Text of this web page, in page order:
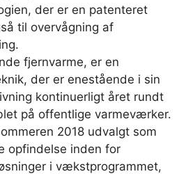
der er en patenteret
til overvågning af
fjernvarme, er en
der er enestående i sin
kontinuerligt året rundt
på offentlige varmeværker.
2018 udvalgt som
opfindelse inden for
i vækstprogrammet,